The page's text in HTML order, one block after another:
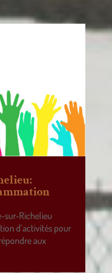
sur-Richelieu
d’activités pour
aux